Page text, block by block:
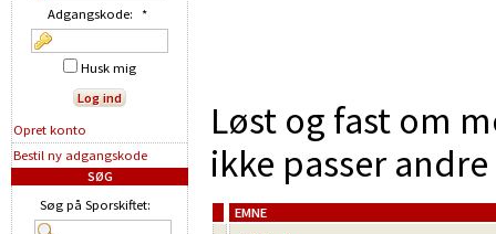
Løst og fast om
ikke passer
EMNE
Adgangskode: *
Husk mig
Opret konto
Bestil ny adgangskode
SØG
Søg på Sporskiftet: